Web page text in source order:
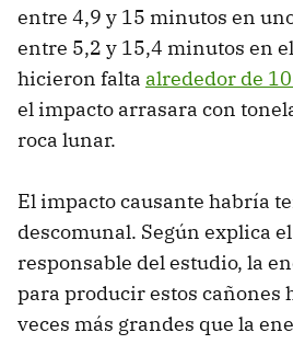
entre 4,9 y 15 minutos en
entre 5,2 y 15,4 minutos en
hicieron falta alrededor de
el impacto arrasara con
roca lunar.
El impacto causante habría
descomunal. Según explica
responsable del estudio, la
para producir estos cañones
veces más grandes que la